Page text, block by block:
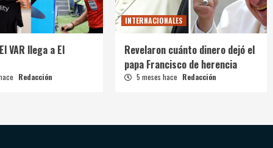
VAR llega a El
Redacción
INTERNACIONALES
Revelaron cuánto dinero dejó el
papa Francisco de herencia
5 meses hace Redacción